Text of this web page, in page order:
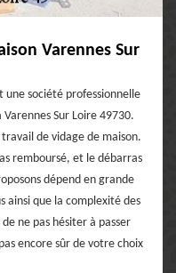
Varennes Sur
une société professionnelle
Sur Loire 49730.
de vidage de maison.
remboursé, et le débarras
dépend en grande
ainsi que la complexité des
ne pas hésiter à passer
encore sûr de votre choix